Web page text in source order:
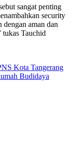
sangat penting
security
dengan aman dan
tukas Tauchid
Kota Tangerang
Budidaya